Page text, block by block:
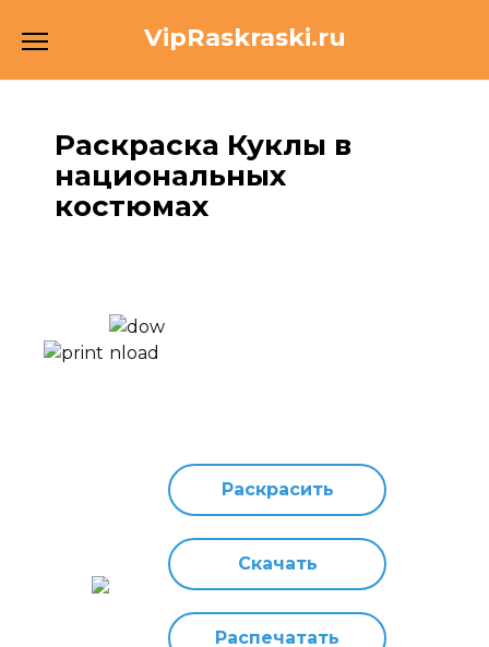
VipRaskraski.ru
Раскраска Куклы в
национальных
костюмах
Раскрасить
Скачать
Распечатать